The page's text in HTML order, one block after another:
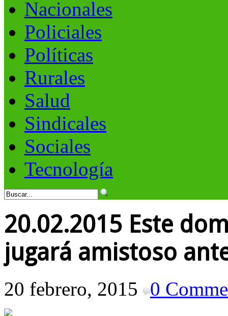
Nacionales
Policiales
Políticas
Rurales
Salud
Sindicales
Sociales
Tecnología
20.02.2015 Este
jugará amistoso
20 febrero, 2015
0